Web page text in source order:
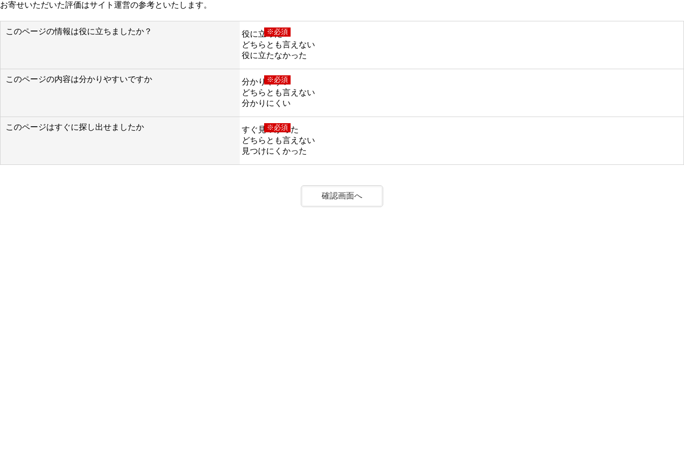
お寄せいただいた評価はサイト運営の参考といたします。
このページの情報は役に立ちましたか？ ※必須
役に立った
どちらとも言えない
役に立たなかった
このページの内容は分かりやすいですか ※必須
分かりやすい
どちらとも言えない
分かりにくい
このページはすぐに探し出せましたか ※必須
すぐ見つかった
どちらとも言えない
見つけにくかった